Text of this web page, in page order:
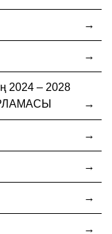
2024 – 2028